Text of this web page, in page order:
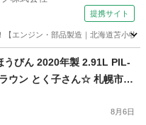
提携サイト
エンジン・部品製造｜北海道苫小牧
うびん 2020年製 2.91L PIL-
ウン とく子さん☆ 札幌市北
8月6日